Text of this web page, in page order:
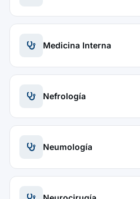
Medicina Interna
Nefrología
Neumología